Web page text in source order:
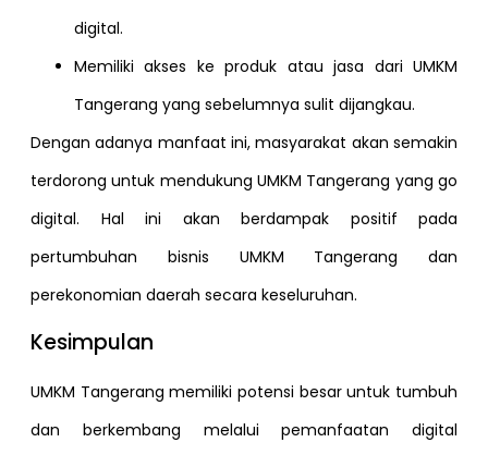
digital.
Memiliki akses ke produk atau jasa dari UMKM
Tangerang yang sebelumnya sulit dijangkau.
Dengan adanya manfaat ini, masyarakat akan semakin
terdorong untuk mendukung UMKM Tangerang yang go
digital. Hal ini akan berdampak positif pada
pertumbuhan bisnis UMKM Tangerang dan
perekonomian daerah secara keseluruhan.
Kesimpulan
UMKM Tangerang memiliki potensi besar untuk tumbuh
dan berkembang melalui pemanfaatan digital